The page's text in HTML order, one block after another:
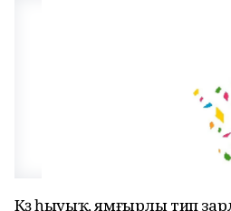
Көҙ һыуыҡ, ямғырлы тип